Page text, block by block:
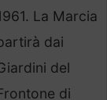
La Marcia
dai
del
di